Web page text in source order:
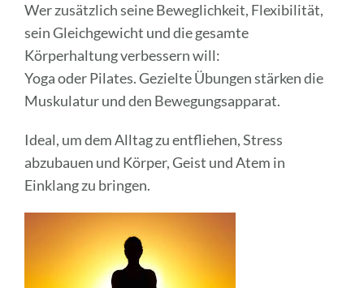
Wer zusätzlich seine Beweglichkeit, Flexibilität,
sein Gleichgewicht und die gesamte
Körperhaltung verbessern will:
Yoga oder Pilates. Gezielte Übungen stärken die
Muskulatur und den Bewegungsapparat.
Ideal, um dem Alltag zu entfliehen, Stress
abzubauen und Körper, Geist und Atem in
Einklang zu bringen.